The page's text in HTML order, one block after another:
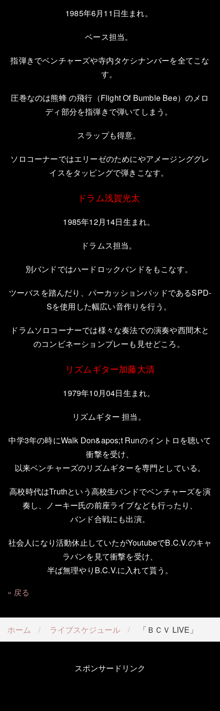
1985年6月11 日生まれ。
ベース担当。
指弾きでベンチャーズや寺内タケシナンバーを全てこな
す。
圧巻なのは熊蜂の飛行（Flight Of Bumble Bee）のメロ
ディ部分を指弾きで弾いてしまう。
スラップも得意。
ソロコーナーではエリーゼのためにやアメージンググレ
イスをタッピングで弾きこなす。
ドラム浅賀光太
1985年12月14日生まれ。
ドラムス担当。
別バンドではハードロックバンドをもこなす。
ツーバスを踏んだり、パーカッションパッドであるSPD-
Sを使用した幅広い音作りを行う。
ドラムソロコーナーでは様々な奏法での演奏や西間木と
のコンビネーションプレーも見せどころ。
リズムギター加藤大清
1979年10月04日生まれ。
リズムギター 担当。
中学3年の時にWalk Don&apos;t Runのイントロを聴いて
衝撃を受け、
以来ベンチャーズのリズムギターを専門としている。
高校時代はTruthという高校生バンドでベンチャーズを演
奏し、ノーキー氏の前座ライブなども行ったり、
バンド合戦にも出演。
社会人になり活動休止していたがYoutubeでB.C.V.のキャ
ラバンを見て衝撃を受け、
半ば無理やり B.C.V.に入れて貰う。
戻る
ホーム ライブスケジュール 「ＢＣＶ LIVE」
スポンサードリンク